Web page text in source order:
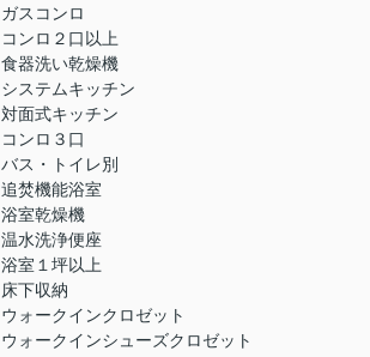
ガスコンロ
コンロ２口以上
食器洗い乾燥機
システムキッチン
対面式キッチン
コンロ３口
バス・トイレ別
追焚機能浴室
浴室乾燥機
温水洗浄便座
浴室１坪以上
床下収納
ウォークインクロゼット
ウォークインシューズクロゼット